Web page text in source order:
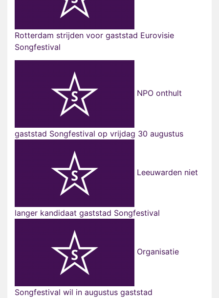
Rotterdam strijden voor gaststad Eurovisie
Songfestival
NPO onthult
gaststad Songfestival op vrijdag 30 augustus
Leeuwarden niet
langer kandidaat gaststad Songfestival
Organisatie
Songfestival wil in augustus gaststad